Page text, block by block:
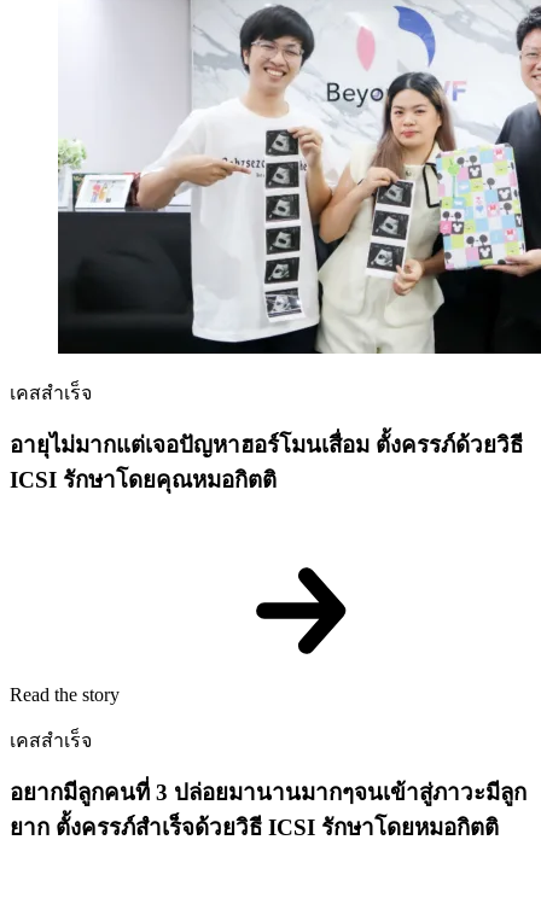
เคสสำเร็จ
อายุไม่มากแต่เจอปัญหาฮอร์โมนเสื่อม ตั้งครรภ์ด้วยวิธี
ICSI รักษาโดยคุณหมอกิตติ
Read the story
เคสสำเร็จ
อยากมีลูกคนที่ 3 ปล่อยมานานมากๆจนเข้าสู่ภาวะมีลูก
ยาก ตั้งครรภ์สำเร็จด้วยวิธี ICSI รักษาโดยหมอกิตติ